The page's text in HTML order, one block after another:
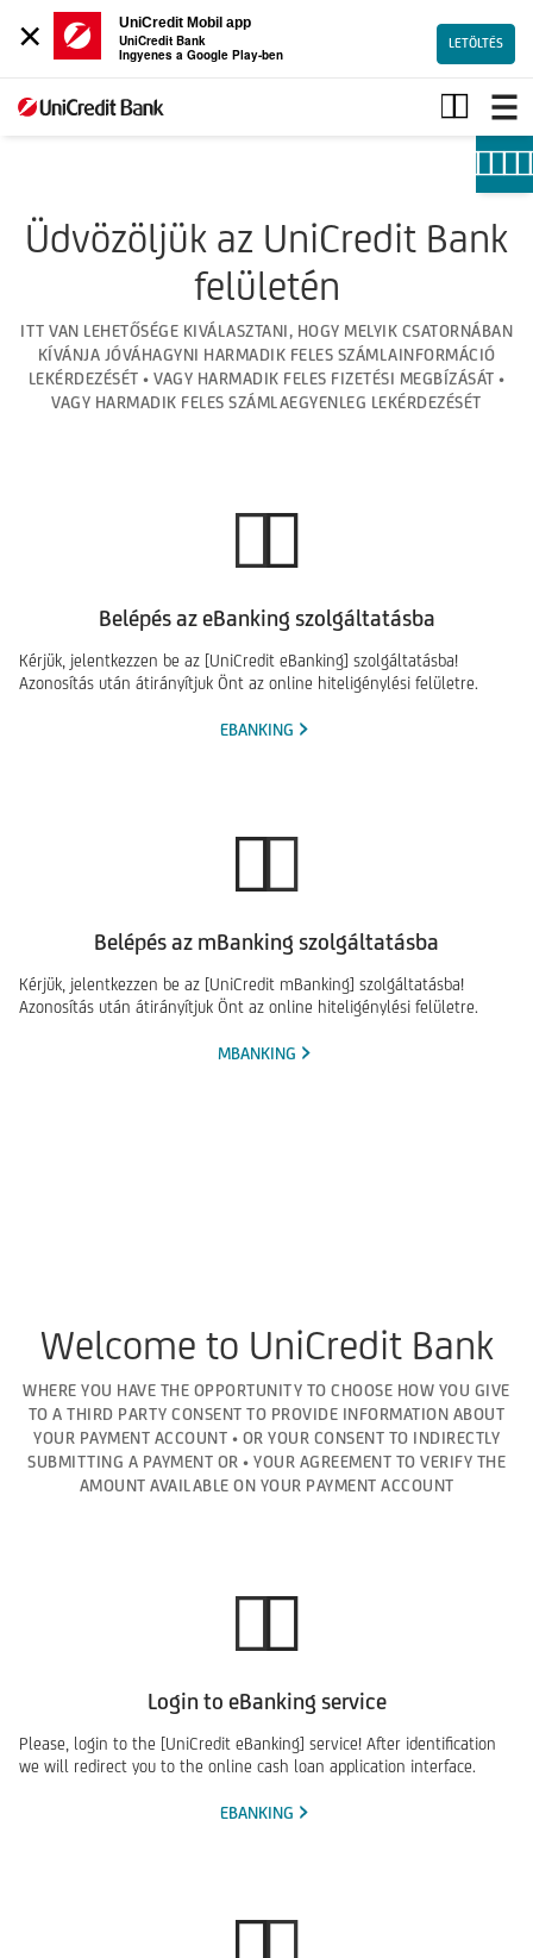
×
UniCredit Mobil app
UniCredit Bank
Ingyenes a Google Play-ben
LETÖLTÉS
DOLogin
Üdvözöljük az UniCredit Bank
felületén
ITT VAN LEHETŐSÉGE KIVÁLASZTANI, HOGY MELYIK CSATORNÁBAN
KÍVÁNJA JÓVÁHAGYNI HARMADIK FELES SZÁMLAINFORMÁCIÓ
LEKÉRDEZÉSÉT • VAGY HARMADIK FELES FIZETÉSI MEGBÍZÁSÁT •
VAGY HARMADIK FELES SZÁMLAEGYENLEG LEKÉRDEZÉSÉT
Belépés az eBanking szolgáltatásba
Kérjük, jelentkezzen be az [UniCredit eBanking] szolgáltatásba!
Azonosítás után átirányítjuk Önt az online hiteligénylési felületre.
EBANKING
Belépés az mBanking szolgáltatásba
Kérjük, jelentkezzen be az [UniCredit mBanking] szolgáltatásba!
Azonosítás után átirányítjuk Önt az online hiteligénylési felületre.
MBANKING
Welcome to UniCredit Bank
WHERE YOU HAVE THE OPPORTUNITY TO CHOOSE HOW YOU GIVE
TO A THIRD PARTY CONSENT TO PROVIDE INFORMATION ABOUT
YOUR PAYMENT ACCOUNT • OR YOUR CONSENT TO INDIRECTLY
SUBMITTING A PAYMENT OR • YOUR AGREEMENT TO VERIFY THE
AMOUNT AVAILABLE ON YOUR PAYMENT ACCOUNT
Login to eBanking service
Please, login to the [UniCredit eBanking] service! After identification
we will redirect you to the online cash loan application interface.
EBANKING